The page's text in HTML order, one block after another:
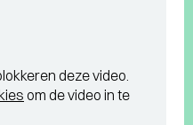
deze video.
om de video in te